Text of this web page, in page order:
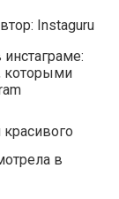
Instaguru
которыми
в